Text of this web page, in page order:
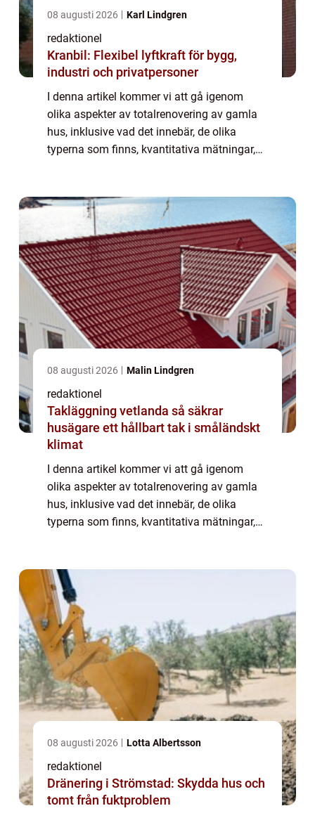
08 augusti 2026 Karl Lindgren
redaktionel
Kranbil: Flexibel lyftkraft för bygg,
industri och privatpersoner
I denna artikel kommer vi att gå igenom
olika aspekter av totalrenovering av gamla
hus, inklusive vad det innebär, de olika
typerna som finns, kvantitativa mätningar,
08 augusti 2026 Malin Lindgren
redaktionel
Takläggning vetlanda så säkrar
husägare ett hållbart tak i småländskt
klimat
I denna artikel kommer vi att gå igenom
olika aspekter av totalrenovering av gamla
hus, inklusive vad det innebär, de olika
typerna som finns, kvantitativa mätningar,
08 augusti 2026 Lotta Albertsson
redaktionel
Dränering i Strömstad: Skydda hus och
tomt från fuktproblem